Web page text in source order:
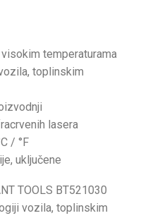
temperaturama
toplinskim
lasera
/ °F
uključene
TOOLS BT521030
vozila, toplinskim